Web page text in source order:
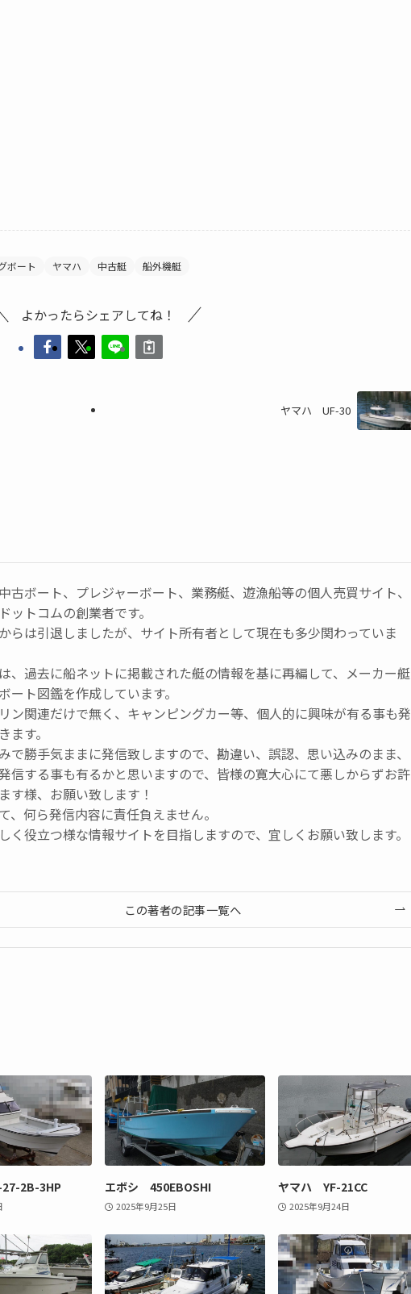
ボート ヤマハ 中古艇 船外機艇
よかったらシェアしてね！
ヤマハ UF-30
古ボート、プレジャーボート、業務艇、遊漁船等の個人売買サイト、
ットコムの創業者です。
らは引退しましたが、サイト所有者として現在も多少関わっていま
、過去に船ネットに掲載された艇の情報を基に再編して、メーカー艇
ート図鑑を作成しています。
ン関連だけで無く、キャンピングカー等、個人的に興味が有る事も発
ます。
で勝手気ままに発信致しますので、勘違い、誤認、思い込みのまま、
信する事も有るかと思いますので、皆様の寛大心にて悪しからずお許
す様、お願い致します！
、何ら発信内容に責任負えません。
く役立つ様な情報サイトを目指しますので、宜しくお願い致します。
この著者の記事一覧へ
2B-3HP エボシ 450EBOSHI
2025年9月25日
ヤマハ YF-21CC
2025年9月24日